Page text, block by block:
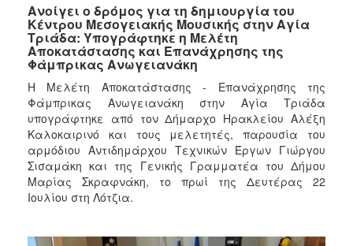
2022
2021
2020
2019
2018
2017
2016
2015
2012
Ανοίγει ο δρόμος για τη δημιουργία του
Κέντρου Μεσογειακής Μουσικής στην Αγία
Τριάδα: Υπογράφτηκε η Μελέτη
Αποκατάστασης και Επανάχρησης της
Φάμπρικας Ανωγειανάκη
Η Μελέτη Αποκατάστασης - Επανάχρησης της
Φάμπρικας Ανωγειανάκη στην Αγία Τριάδα
υπογράφτηκε από τον Δήμαρχο Ηρακλείου Αλέξη
Καλοκαιρινό και τους μελετητές, παρουσία του
αρμόδιου Αντιδημάρχου Τεχνικών Έργων Γιώργου
Σισαμάκη και της Γενικής Γραμματέα του Δήμου
Μαρίας Σκραφνάκη, το πρωί της Δευτέρας 22
Ιουλίου στη Λότζια.